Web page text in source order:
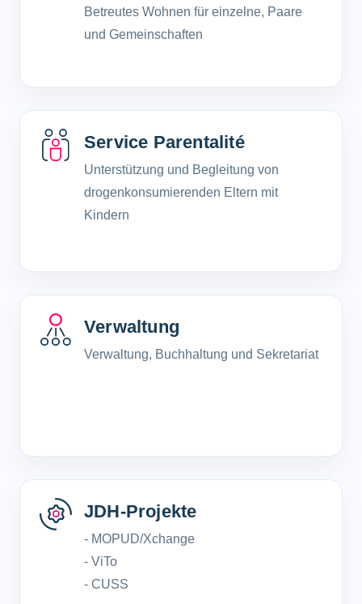
Betreutes Wohnen für einzelne, Paare
und Gemeinschaften
Service Parentalité
Unterstützung und Begleitung von
drogenkonsumierenden Eltern mit
Kindern
Verwaltung
Verwaltung, Buchhaltung und Sekretariat
JDH-Projekte
- MOPUD/Xchange
- ViTo
- CUSS